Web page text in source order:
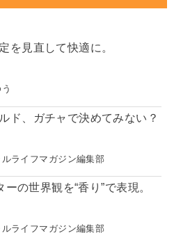
を見直して快適に。
ド、ガチャで決めてみない？
ライフマガジン編集部
の世界観を“香り”で表現。
ライフマガジン編集部